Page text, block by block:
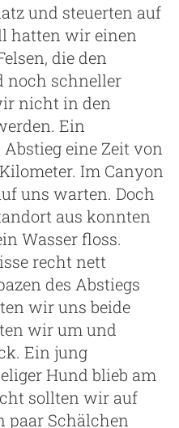
und steuerten auf
hatten wir einen
die den
noch schneller
nicht in den
Ein
eine Zeit von
Im Canyon
uns warten. Doch
aus konnten
Wasser floss.
recht nett
des Abstiegs
wir uns beide
wir um und
Ein jung
Hund blieb am
sollten wir auf
paar Schälchen